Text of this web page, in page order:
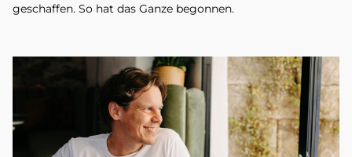
geschaffen. So hat das Ganze begonnen.